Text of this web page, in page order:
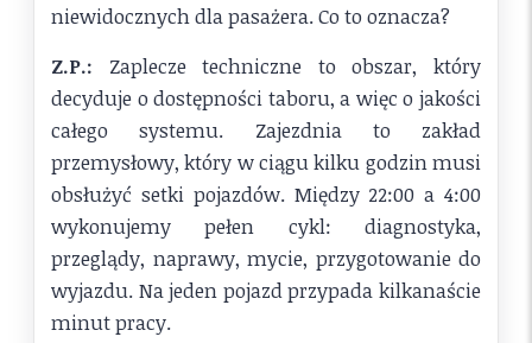
niewidocznych dla pasażera. Co to oznacza?
Z.P.: Zaplecze techniczne to obszar, który
decyduje o dostępności taboru, a więc o jakości
całego systemu. Zajezdnia to zakład
przemysłowy, który w ciągu kilku godzin musi
obsłużyć setki pojazdów. Między 22:00 a 4:00
wykonujemy pełen cykl: diagnostyka,
przeglądy, naprawy, mycie, przygotowanie do
wyjazdu. Na jeden pojazd przypada kilkanaście
minut pracy.